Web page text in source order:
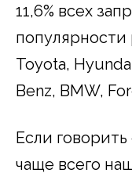
11,6% всех
популярности
Toyota,
Benz, BMW,
Если
чаще всего